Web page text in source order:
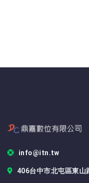
info@itn.tw
406台中市北屯區東